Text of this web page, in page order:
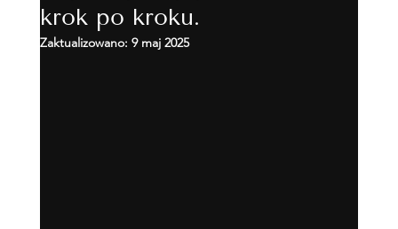
krok po kroku.
Zaktualizowano: 9 maj 2025